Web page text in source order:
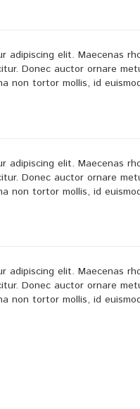
adipiscing elit. Maecenas
Donec auctor ornare
non tortor mollis, id
adipiscing elit. Maecenas
Donec auctor ornare
non tortor mollis, id
adipiscing elit. Maecenas
Donec auctor ornare
non tortor mollis, id